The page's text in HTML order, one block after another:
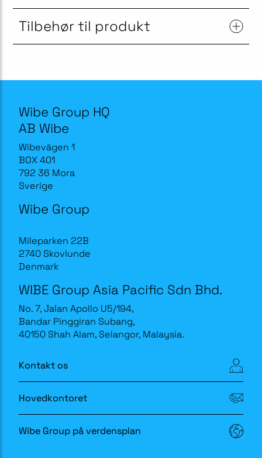
Tilbehør til produkt
Wibe Group HQ
AB Wibe
Wibevägen 1
BOX 401
792 36 Mora
Sverige
Wibe Group
Mileparken 22B
2740 Skovlunde
Denmark
WIBE Group Asia Pacific Sdn Bhd.
No. 7, Jalan Apollo U5/194,
Bandar Pinggiran Subang,
40150 Shah Alam, Selangor, Malaysia.
Kontakt os
Hovedkontoret
Wibe Group på verdensplan